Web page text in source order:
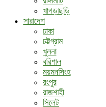
খাগড়াছড়ি
সারাদেশ
ঢাকা
চট্টগ্রাম
খুলনা
বরিশাল
ময়মনসিংহ
রংপুর
রাজশাহী
সিলেট